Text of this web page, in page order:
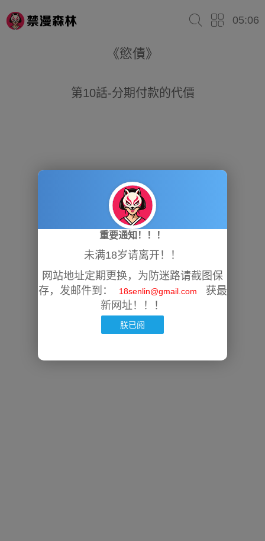
05:06
《慾債》
第10話-分期付款的代價
重要通知！！！
未满18岁请离开！！
网站地址定期更换，为防迷路请截图保
存，发邮件到：
18senlin@gmail.com
获最
新网址！！！
朕已阅